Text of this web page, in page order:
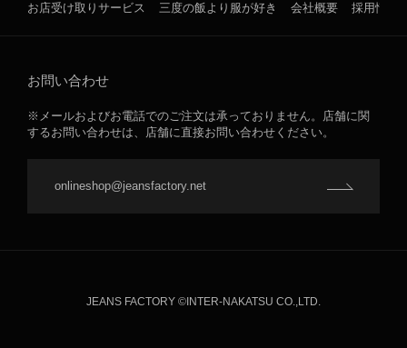
お店受け取りサービス 三度の飯より服が好き 会社概要 採用情報
お問い合わせ
※メールおよびお電話でのご注文は承っておりません。店舗に関
するお問い合わせは、店舗に直接お問い合わせください。
onlineshop@jeansfactory.net
JEANS FACTORY ©INTER-NAKATSU CO.,LTD.